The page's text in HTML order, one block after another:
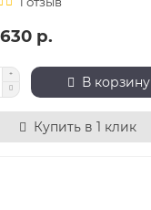
р.
В корзину
Купить в 1 клик